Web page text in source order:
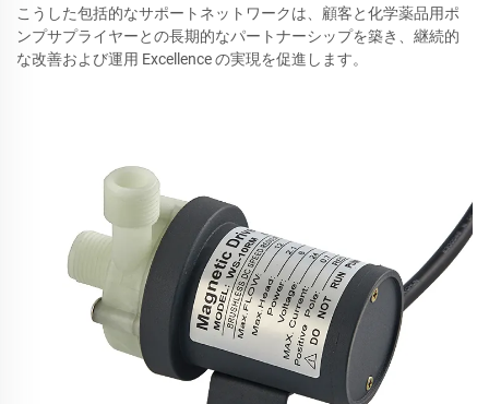
こうした包括的なサポートネットワークは、顧客と化学薬品用ポ
ンプサプライヤーとの長期的なパートナーシップを築き、継続的
な改善および運用 Excellence の実現を促進します。